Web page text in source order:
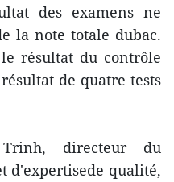
des examens ne
la note totale dubac.
résultat du contrôle
de quatre tests
directeur du
d'expertisede qualité,